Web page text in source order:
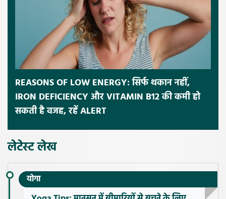
REASONS OF LOW ENERGY: सिर्फ थकान नहीं,
IRON DEFICIENCY और VITAMIN B12 की कमी हो
सकती है वजह, रहें ALERT
लेटेस्ट लेख
योगा